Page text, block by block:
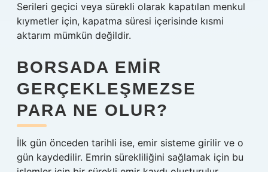
Serileri geçici veya sürekli olarak kapatılan menkul
kıymetler için, kapatma süresi içerisinde kısmi
aktarım mümkün değildir.
BORSADA EMIR
GERÇEKLEŞMEZSE
PARA NE OLUR?
İlk gün önceden tarihli ise, emir sisteme girilir ve o
gün kaydedilir. Emrin sürekliliğini sağlamak için bu